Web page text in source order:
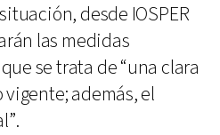
desde IOSPER
las medidas
se trata de “una clara
además, el